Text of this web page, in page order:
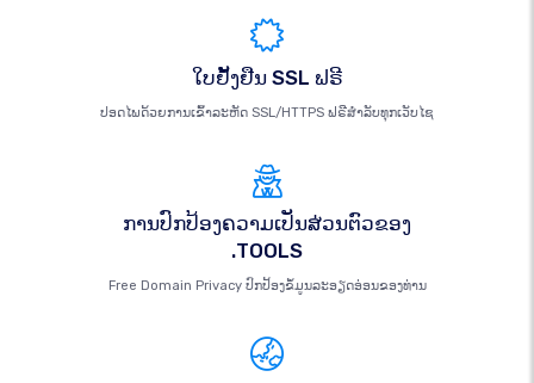
ໃບຢັ້ງຢືນ SSL ຟຣີ
ປອດໄພດ້ວຍການເຂົ້າລະຫັດ SSL/HTTPS ຟຣີສຳລັບທຸກເວັບໄຊ
ການປົກປ້ອງຄວາມເປັນສ່ວນຕົວຂອງ
.TOOLS
Free Domain Privacy ປົກປ້ອງຂໍ້ມູນລະອຽດອ່ອນຂອງທ່ານ